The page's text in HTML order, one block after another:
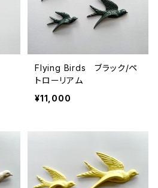
Flying Birds ブラック/ペ
トローリアム
¥11,000